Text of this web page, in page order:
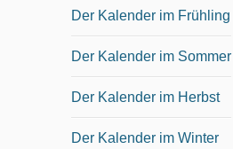
Der Kalender im Frühling
Der Kalender im Sommer
Der Kalender im Herbst
Der Kalender im Winter